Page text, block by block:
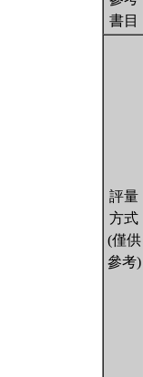
書目
評量
方式
(僅供
參考)